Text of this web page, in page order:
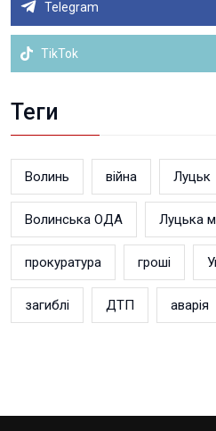
Telegram
TikTok
Теги
Волинь війна Луцьк
Волинська ОДА Луцька
прокуратура гроші
загиблі ДТП аварія